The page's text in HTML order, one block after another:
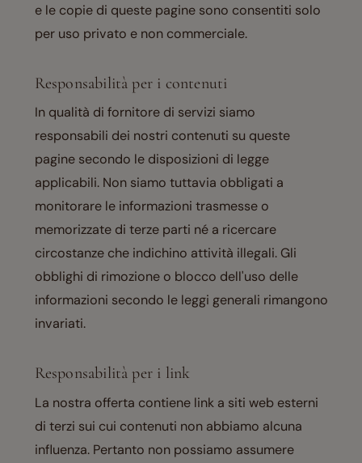
e le copie di queste pagine sono consentiti solo
per uso privato e non commerciale.
Responsabilità per i contenuti
In qualità di fornitore di servizi siamo
responsabili dei nostri contenuti su queste
pagine secondo le disposizioni di legge
applicabili. Non siamo tuttavia obbligati a
monitorare le informazioni trasmesse o
memorizzate di terze parti né a ricercare
circostanze che indichino attività illegali. Gli
obblighi di rimozione o blocco dell'uso delle
informazioni secondo le leggi generali rimangono
invariati.
Responsabilità per i link
La nostra offerta contiene link a siti web esterni
di terzi sui cui contenuti non abbiamo alcuna
influenza. Pertanto non possiamo assumere